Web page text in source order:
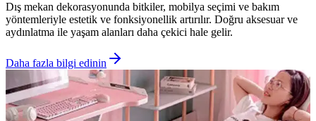
Dış mekan dekorasyonunda bitkiler, mobilya seçimi ve bakım
yöntemleriyle estetik ve fonksiyonellik artırılır. Doğru aksesuar ve
aydınlatma ile yaşam alanları daha çekici hale gelir.
Daha fazla bilgi edinin